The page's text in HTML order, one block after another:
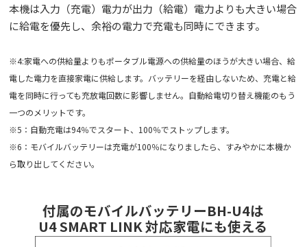
本機は入力（充電）電力が出力（給電）電力よりも大きい場合
に給電を優先し、余裕の電力で充電も同時にできます。
※4:家電への供給量よりもポータブル電源への供給量のほうが大きい場合、給
電した電力を直接家電に供給します。バッテリーを経由しないため、充電と給
電を同時に行っても充放電回数に影響しません。自動給電切り替え機能のもう
一つのメリットです。
※5：自動充電は94％でスタート、100％でストップします。
※6：モバイルバッテリーは充電が100％になりましたら、すみやかに本機か
ら取り出してください。
付属のモバイルバッテリーBH-U4は
U4 SMART LINK 対応家電にも使える